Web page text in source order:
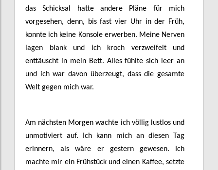
das Schicksal hatte andere Pläne für mich
vorgesehen, denn, bis fast vier Uhr in der Früh,
konnte ich keine Konsole erwerben. Meine Nerven
lagen blank und ich kroch verzweifelt und
enttäuscht in mein Bett. Alles fühlte sich leer an
und ich war davon überzeugt, dass die gesamte
Welt gegen mich war.
Am nächsten Morgen wachte ich völlig lustlos und
unmotiviert auf. Ich kann mich an diesen Tag
erinnern, als wäre er gestern gewesen. Ich
machte mir ein Frühstück und einen Kaffee, setzte